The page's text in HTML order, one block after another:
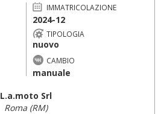
IMMATRICOLAZIONE
2024-12
TIPOLOGIA
nuovo
CAMBIO
manuale
L.a.moto Srl
Roma (RM)